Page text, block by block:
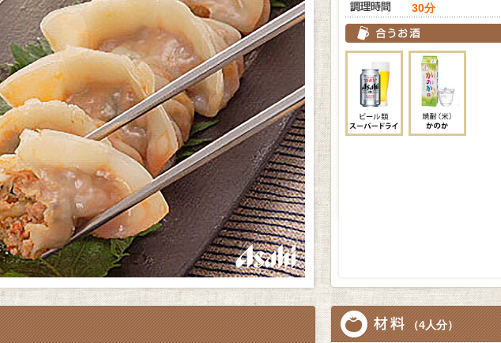
30分
（4人分）